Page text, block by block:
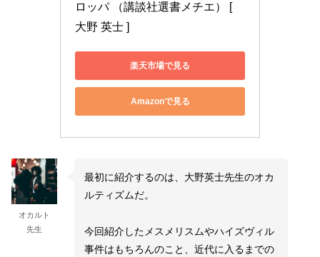
ロッパ （講談社選書メチエ） [
大野 英士 ]
楽天市場で見る
Amazonで見る
オカルト
先生
最初に紹介するのは、大野英士先生のオカ
ルティズムだ。
今回紹介したメスメリスムやハイズヴィル
事件はもちろんのこと、近代に入るまでの